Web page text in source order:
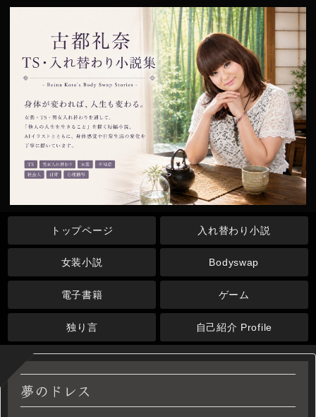
トップページ 入れ替わり小説
女装小説 Bodyswap
電子書籍 ゲーム
独り言 自己紹介 Profile
夢のドレス